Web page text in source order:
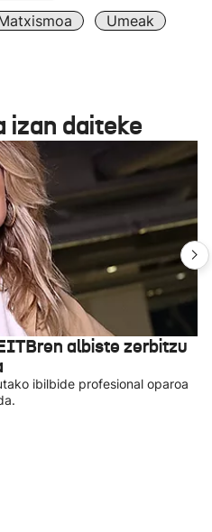
Umeak
izan daiteke
albiste zerbitzu
ibilbide profesional oparoa